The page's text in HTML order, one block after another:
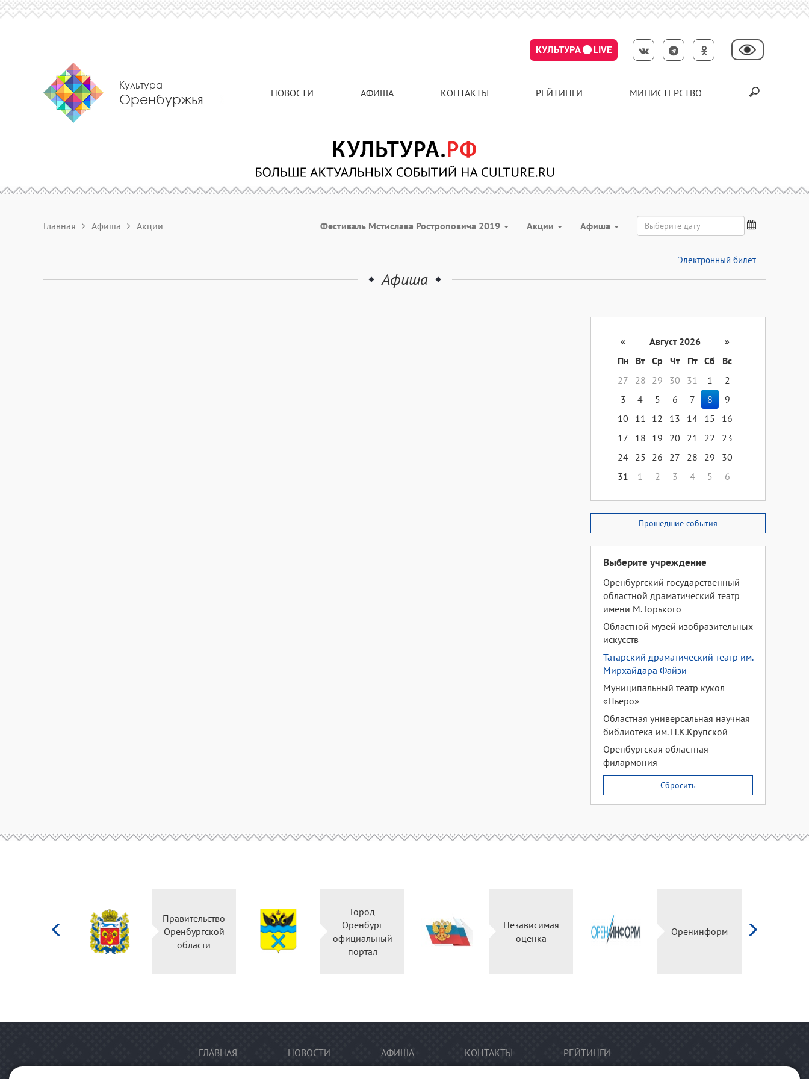
КУЛЬТУРА LIVE
Культура
Оренбуржья НОВОСТИ АФИША КОНТАКТЫ РЕЙТИНГИ МИНИСТЕРСТВО
Главная Афиша Акции Фестиваль Мстислава Ростроповича 2019 Акции Aфиша
Электронный билет
Афиша
« Август 2026
»
Пн
Вт Ср Чт Пт Сб
Вс
27
28 29 30 31 1
2
3
4 5 6 7 8
9
10
11 12 13 14 15
16
17
18 19 20 21 22
23
24 25 26 27 28 29
30
31
1 2 3 4 5 6
Прошедшие события
Выберите учреждение
Оренбургский государственный
областной драматический театр
имени М. Горького
Областной музей изобразительных
искусств
Татарский драматический театр им.
Мирхайдара Файзи
Муниципальный театр кукол
«Пьеро»
Областная универсальная научная
библиотека им. Н.К.Крупской
Оренбургская областная
филармония
Сбросить
Российской
Правительство
Оренбургской
области
Город
Оренбург
официальный
портал
Независимая
оценка
Оренинформ
ГЛАВНАЯ НОВОСТИ АФИША КОНТАКТЫ РЕЙТИНГИ